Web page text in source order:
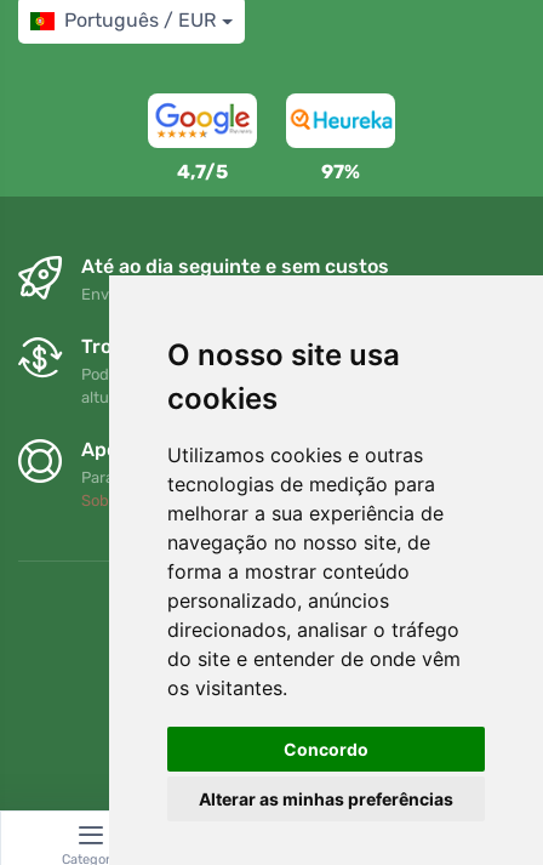
O nosso site usa
cookies
Utilizamos cookies e outras
tecnologias de medição para
melhorar a sua experiência de
navegação no nosso site, de
forma a mostrar conteúdo
personalizado, anúncios
direcionados, analisar o tráfego
do site e entender de onde vêm
os visitantes.
Concordo
Alterar as minhas preferências
Português / EUR
4,7/5 97%
Até ao dia seguinte e sem custos
Envio gratuito para encomendas superiores a 80 EUR
Trocas e devoluções gratuitas
Pode devolver ou trocar a sua encomenda em qualquer
altura no prazo de 90 dias
Apoiamos a Trees.org
Para cada encomenda plantamos uma árvore! Leia mais
Sobre nós
Categoria